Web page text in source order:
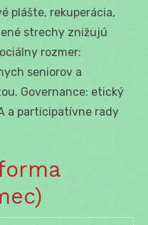
plášte, rekuperácia,
strechy znižujú
rozmer:
seniorov a
Governance: etický
a participatívne rady